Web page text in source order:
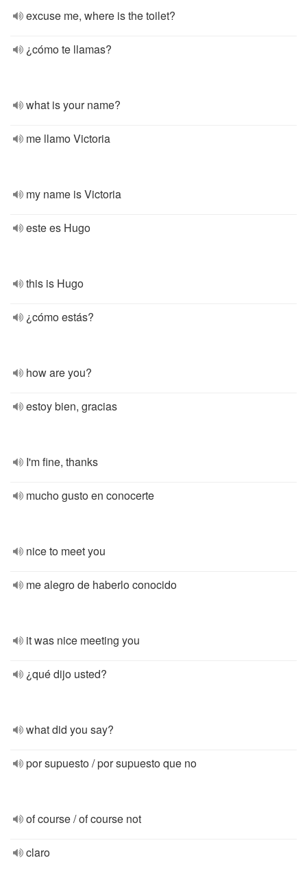
excuse me, where is the toilet?
¿cómo te llamas?
what is your name?
me llamo Victoria
my name is Victoria
este es Hugo
this is Hugo
¿cómo estás?
how are you?
estoy bien, gracias
I'm fine, thanks
mucho gusto en conocerte
nice to meet you
me alegro de haberlo conocido
it was nice meeting you
¿qué dijo usted?
what did you say?
por supuesto / por supuesto que no
of course / of course not
claro